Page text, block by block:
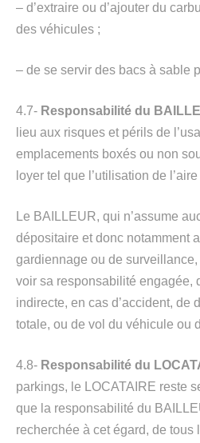
– d’extraire ou d’ajouter du
des véhicules ;
– de se servir des bacs à sable
4.7- Responsabilité du
lieu aux risques et périls de
emplacements boxés ou non
loyer tel que l’utilisation de
Le BAILLEUR, qui n’assume
dépositaire et donc notamment
gardiennage ou de
voir sa responsabilité engagée,
indirecte, en cas d’accident, de
totale, ou de vol du véhicule ou
4.8- Responsabilité du
parkings, le LOCATAIRE reste
que la responsabilité du
recherchée à cet égard, de tous